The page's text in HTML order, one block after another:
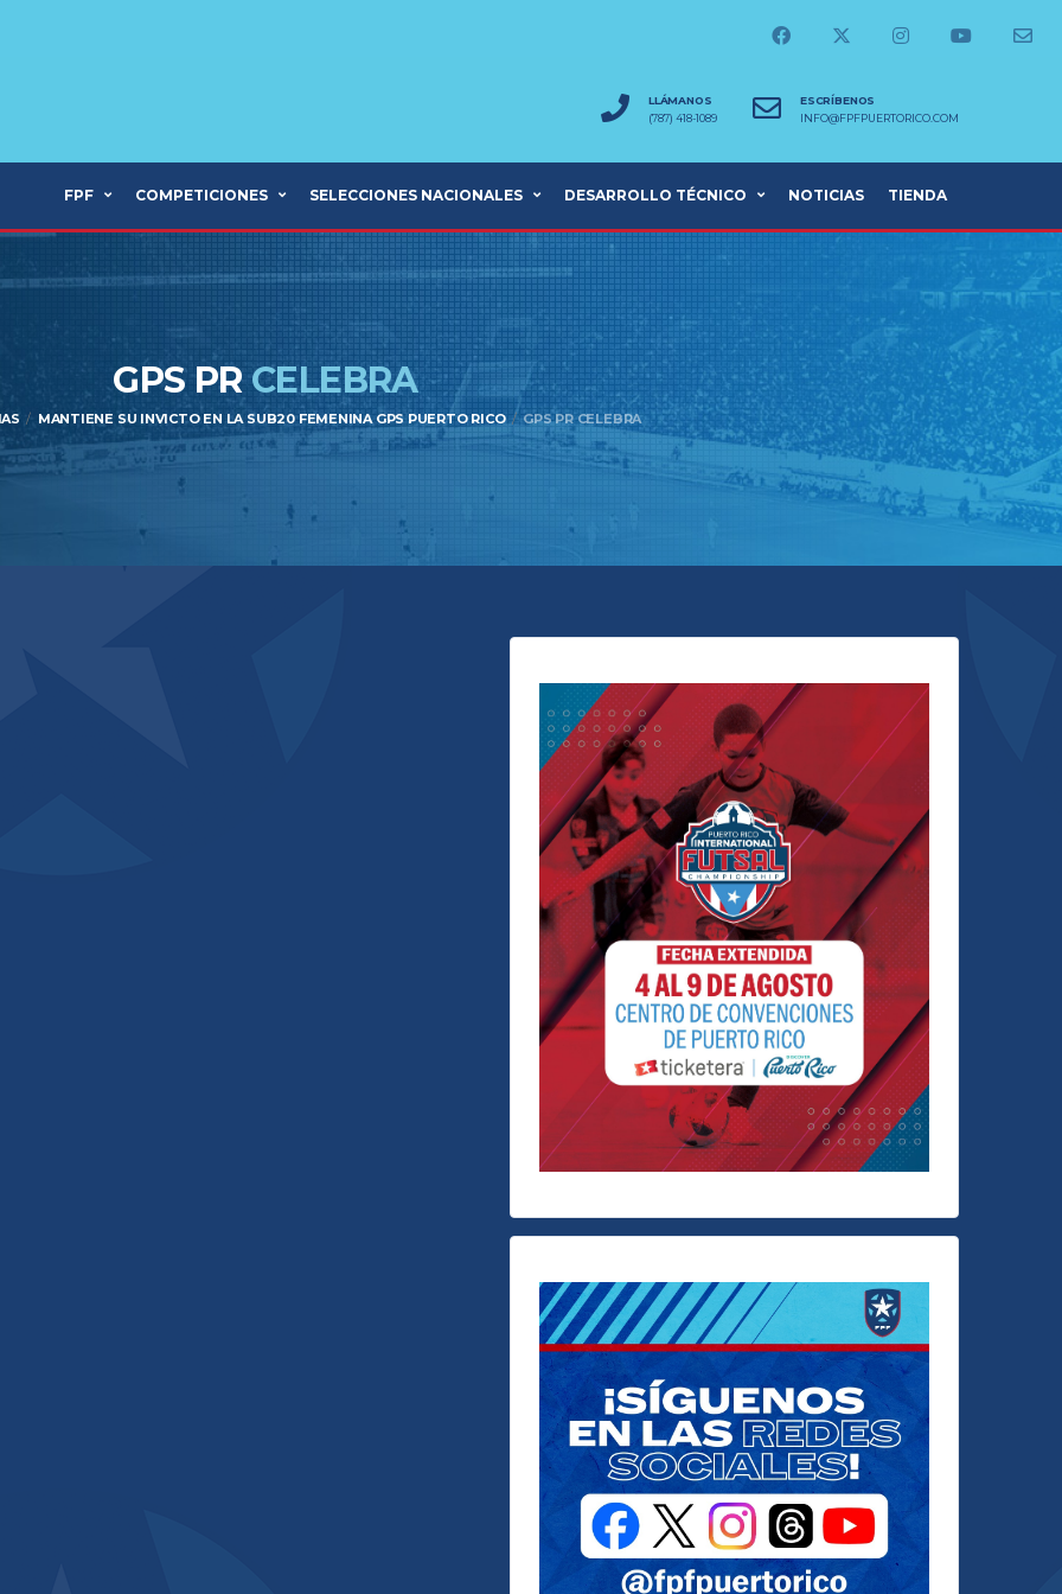
LLÁMANOS
(787) 418-1089
ESCRÍBENOS
INFO@FPFPUERTORICO.COM
FPF COMPETICIONES SELECCIONES NACIONALES DESARROLLO TÉCNICO NOTICIAS TIENDA
GPS PRCELEBRA
MANTIENE SU INVICTO EN LA SUB20 FEMENINA GPS PUERTO RICO GPS PR CELEBRA